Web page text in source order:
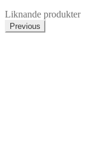
Liknande produkter
Previous